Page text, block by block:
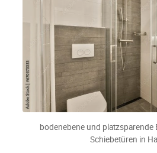
bodenebene und platzsparende
Schiebetüren in